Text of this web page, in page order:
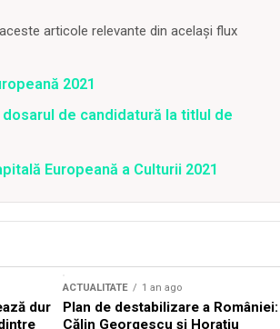
articole relevante din același flux
2021
de candidatură la titlul de
Europeană a Culturii 2021
dur
ACTUALITATE 1 an ago
Plan de destabilizare a României:
Călin Georgescu și Horațiu